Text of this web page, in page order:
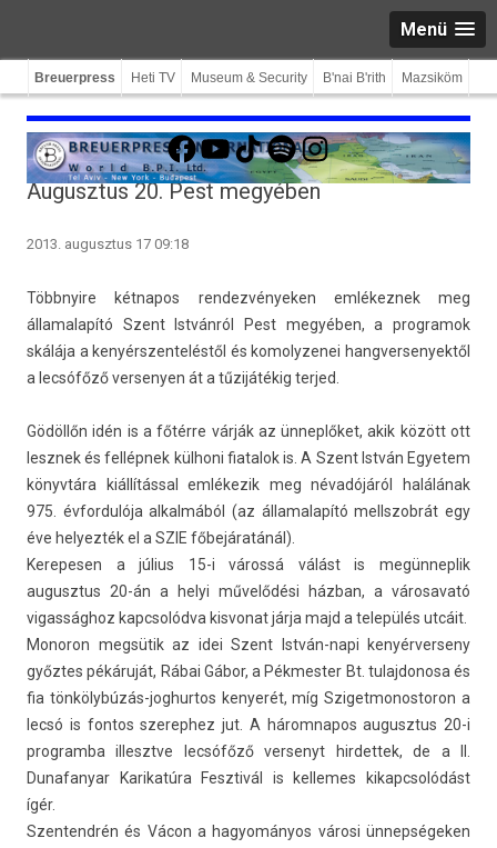
Menü
Breuerpress Heti TV Museum & Security B'nai B'rith Mazsiköm
Facebook
YouTube
TikTokSpotifyInstagram
Augusztus 20. Pest megyében
2013. augusztus 17 09:18
Többnyire két­napos re­ndez­vények­en em­lékez­nek meg
államalapító Szent Istvánról Pest megyében, a pro­gramok
skálája a kenyérszen­telés­től és komolyzenei han­gver­senyek­től
a lecsófőző ver­seny­en át a tűzijátékig ter­jed.
Gödöllőn idén is a főtérre várják az ünneplőket, akik között ott
lesznek és fellépnek külhoni fiatalok is. A Szent István Egyetem
könyvtára kiállítással emlékezik meg névadójáról halálának
975. évfor­dulója al­kal­mából (az államalapító mellszob­rát egy
éve helyez­ték el a SZIE főbejáratánál).
Kerepes­en a július 15-i várossá válást is megün­neplik
augusztus 20-án a helyi művelődési házban, a városavató
vigas­sághoz kapcsolód­va kis­vonat járja majd a település utcáit.
Mono­ron megsütik az idei Szent István-napi kenyér­verseny
győztes pékáruját, Rábai Gábor, a Pék­mest­er Bt. tulaj­donosa és
fia tönkölybúzás-joghurtos kenyerét, míg Sziget­monos­toron a
lecsó is fon­tos szerep­hez jut. A három­napos augusztus 20-i
pro­gram­ba il­lesztve lecsófőző ver­senyt hir­dettek, de a II.
Dunafanyar Karikatúra Fesztivál is kel­lemes kikapcsolódást
ígér.
Szen­tendrén és Vácon a hagyományos városi ünnepségeken